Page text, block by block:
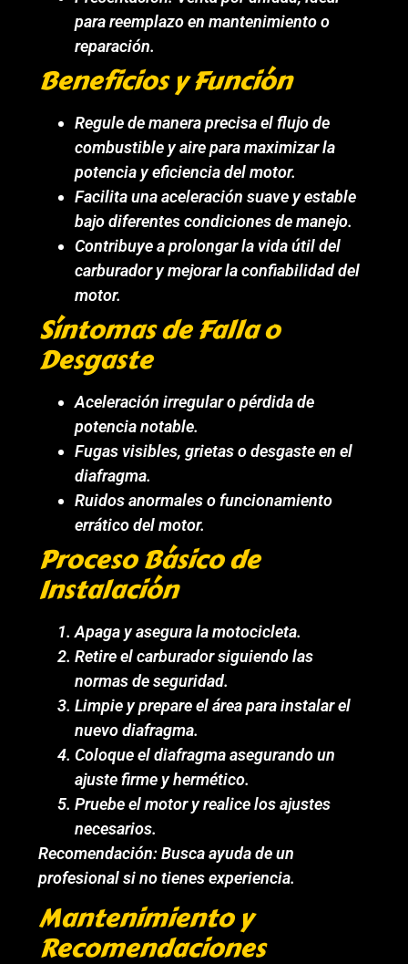
para reemplazo en mantenimiento o
reparación.
Beneficios y Función
Regule de manera precisa el flujo de
combustible y aire para maximizar la
potencia y eficiencia del motor.
Facilita una aceleración suave y estable
bajo diferentes condiciones de manejo.
Contribuye a prolongar la vida útil del
carburador y mejorar la confiabilidad del
motor.
Síntomas de Falla o
Desgaste
Aceleración irregular o pérdida de
potencia notable.
Fugas visibles, grietas o desgaste en el
diafragma.
Ruidos anormales o funcionamiento
errático del motor.
Proceso Básico de
Instalación
Apaga y asegura la motocicleta.
Retire el carburador siguiendo las
normas de seguridad.
Limpie y prepare el área para instalar el
nuevo diafragma.
Coloque el diafragma asegurando un
ajuste firme y hermético.
Pruebe el motor y realice los ajustes
necesarios.
Recomendación: Busca ayuda de un
profesional si no tienes experiencia.
Mantenimiento y
Recomendaciones